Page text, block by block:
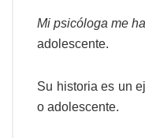
Mi psicóloga me
adolescente.
Su historia es un
o adolescente.